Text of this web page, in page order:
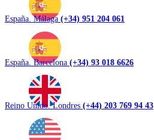
España. Málaga (+34) 951 204 061
España. Barcelona (+34) 93 018 6626
Reino Unido. Londres (+44) 203 769 94 43